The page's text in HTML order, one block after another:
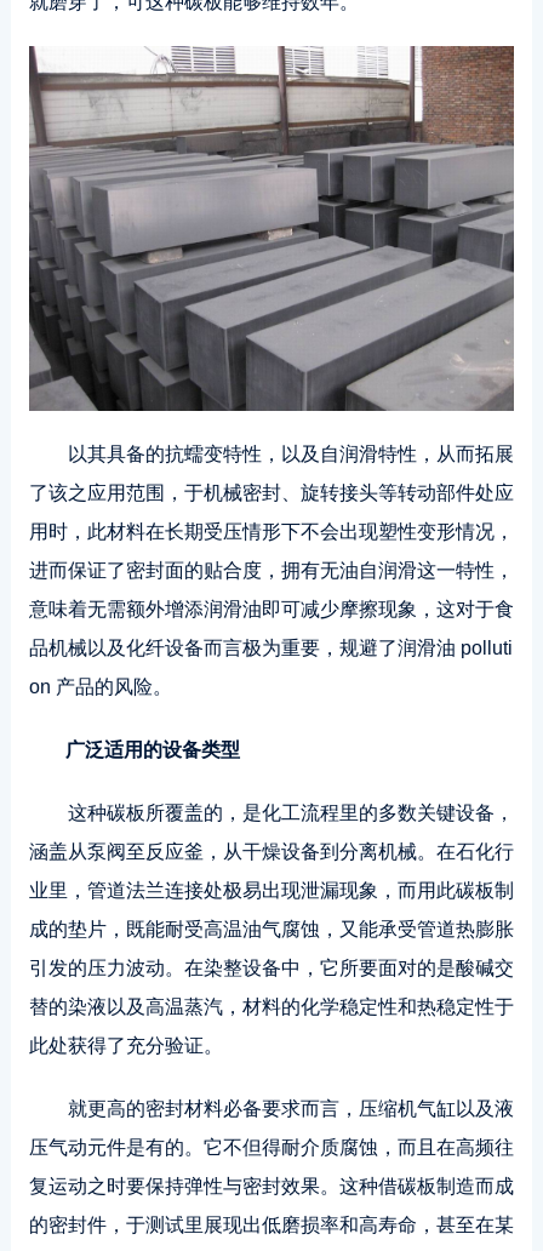
以其具备的抗蠕变特性，以及自润滑特性，从而拓展
了该之应用范围，于机械密封、旋转接头等转动部件处应
用时，此材料在长期受压情形下不会出现塑性变形情况，
进而保证了密封面的贴合度，拥有无油自润滑这一特性，
意味着无需额外增添润滑油即可减少摩擦现象，这对于食
品机械以及化纤设备而言极为重要，规避了润滑油 polluti
on 产品的风险。
广泛适用的设备类型
这种碳板所覆盖的，是化工流程里的多数关键设备，
涵盖从泵阀至反应釜，从干燥设备到分离机械。在石化行
业里，管道法兰连接处极易出现泄漏现象，而用此碳板制
成的垫片，既能耐受高温油气腐蚀，又能承受管道热膨胀
引发的压力波动。在染整设备中，它所要面对的是酸碱交
替的染液以及高温蒸汽，材料的化学稳定性和热稳定性于
此处获得了充分验证。
就更高的密封材料必备要求而言，压缩机气缸以及液
压气动元件是有的。它不但得耐介质腐蚀，而且在高频往
复运动之时要保持弹性与密封效果。这种借碳板制造而成
的密封件，于测试里展现出低磨损率和高寿命，甚至在某